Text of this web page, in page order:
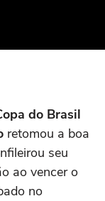
do Brasil
retomou a boa
seu
ao vencer o
no